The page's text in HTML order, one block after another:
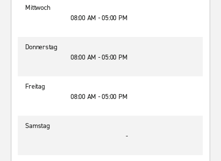
Mittwoch
08:00 AM - 05:00 PM
Donnerstag
08:00 AM - 05:00 PM
Freitag
08:00 AM - 05:00 PM
Samstag
-